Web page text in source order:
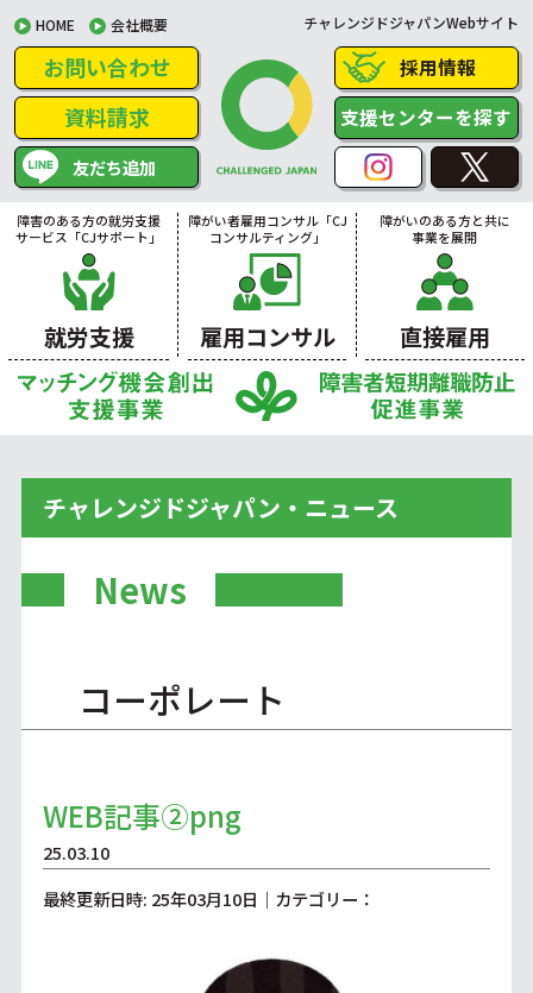
HOME 会社概要 チャレンジドジャパンWebサイト
お問い合わせ
資料請求
友だち追加
採用情報
支援センターを探す
障害のある方の就労支援
サービス「CJサポート」
就労支援
障がい者雇用コンサル「CJ
コンサルティング」
雇用コンサル
障がいのある方と共に
事業を展開
直接雇用
チャレンジドジャパン・ニュース
News
コーポレート
WEB記事②png
25.03.10
最終更新日時: 25年03月10日｜カテゴリー：